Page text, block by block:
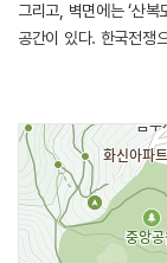
그리고, 벽면에는 ‘산
공간이 있다. 한국전쟁
판자촌 마을이 형성되
(출처 : 부산광역시 교